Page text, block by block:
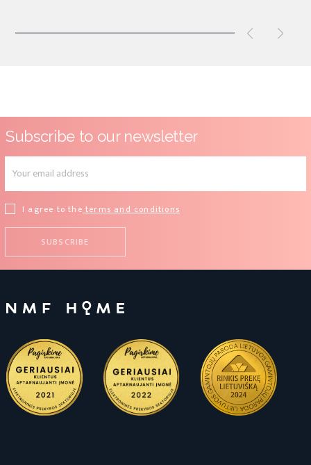
Subscribe to our newsletter
I agree to the terms and conditions